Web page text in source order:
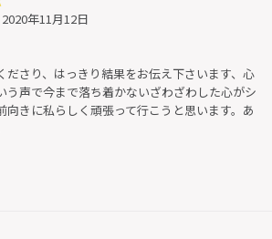
2020年11月12日
ださり、はっきり結果をお伝え下さいます、心
う声で今まで落ち着かないざわざわした心がシ
向きに私らしく頑張って行こうと思います。あ